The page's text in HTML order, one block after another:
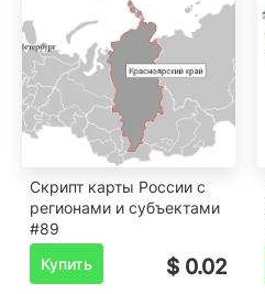
Скрипт карты России с
регионами и субъектами
#89
Купить
$ 0.02